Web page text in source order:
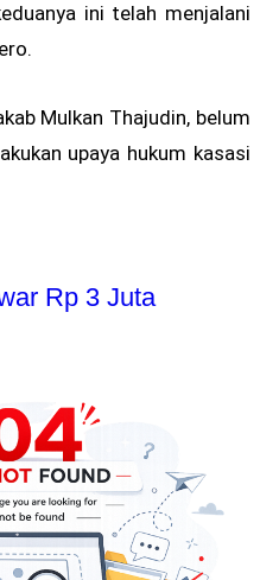
ini telah menjalani
Mulkan Thajudin, belum
upaya hukum kasasi
Rp 3 Juta